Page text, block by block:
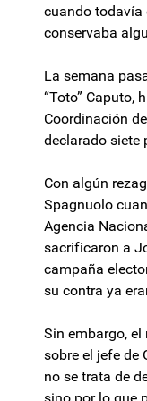
cuando todavía
conservaba
La semana
“Toto” Caputo,
Coordinación
declarado siete
Con algún
Spagnuolo
Agencia
sacrificaron a
campaña
su contra ya
Sin embargo,
sobre el jefe de
no se trata de